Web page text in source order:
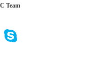
Team